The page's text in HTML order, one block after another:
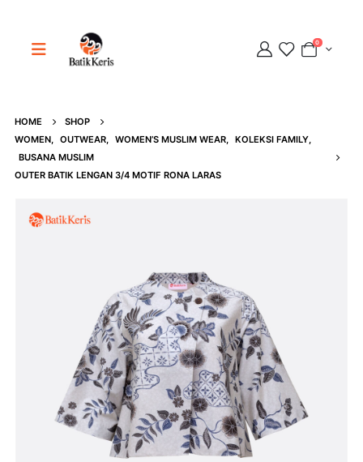
0
HOME
SHOP
WOMEN, OUTWEAR, WOMEN’S MUSLIM WEAR, KOLEKSI FAMILY,
BUSANA MUSLIM
OUTER BATIK LENGAN 3/4 MOTIF RONA LARAS
Adipati
Online